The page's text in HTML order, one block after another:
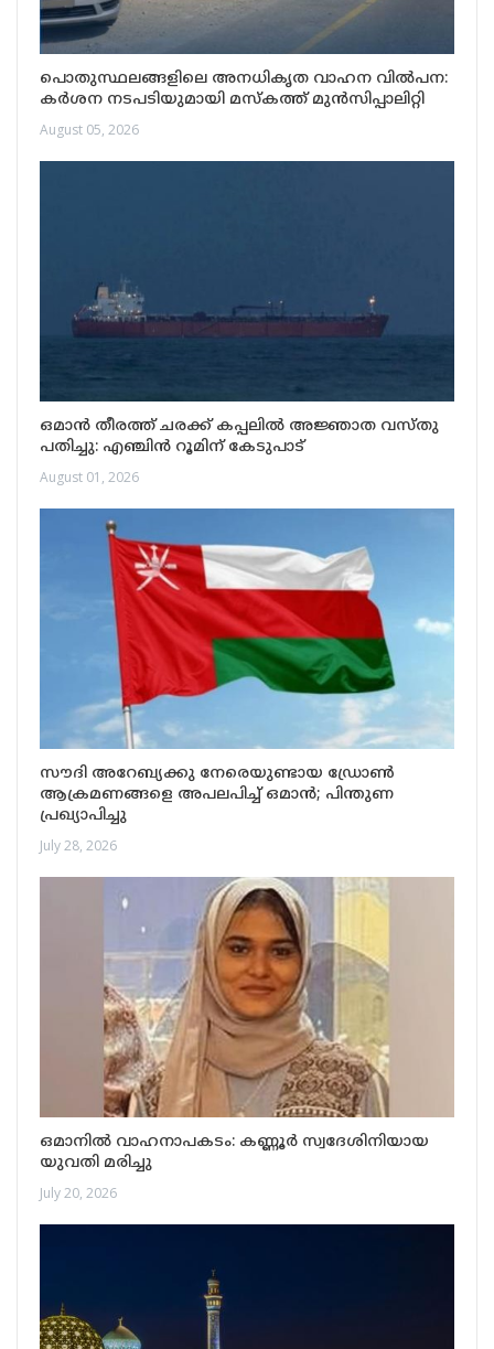
പൊതുസ്ഥലങ്ങളിലെ അനധികൃത വാഹന വിൽപന:
കർശന നടപടിയുമായി മസ്കത്ത് മുൻസിപ്പാലിറ്റി
August 05, 2026
ഒമാൻ തീരത്ത് ചരക്ക് കപ്പലിൽ അജ്ഞാത വസ്തു
പതിച്ചു: എഞ്ചിൻ റൂമിന് കേടുപാട്
August 01, 2026
സൗദി അറേബ്യക്കു നേരെയുണ്ടായ ഡ്രോൺ
ആക്രമണങ്ങളെ അപലപിച്ച് ഒമാൻ; പിന്തുണ
പ്രഖ്യാപിച്ചു
July 28, 2026
ഒമാനിൽ വാഹനാപകടം: കണ്ണൂർ സ്വദേശിനിയായ
യുവതി മരിച്ചു
July 20, 2026